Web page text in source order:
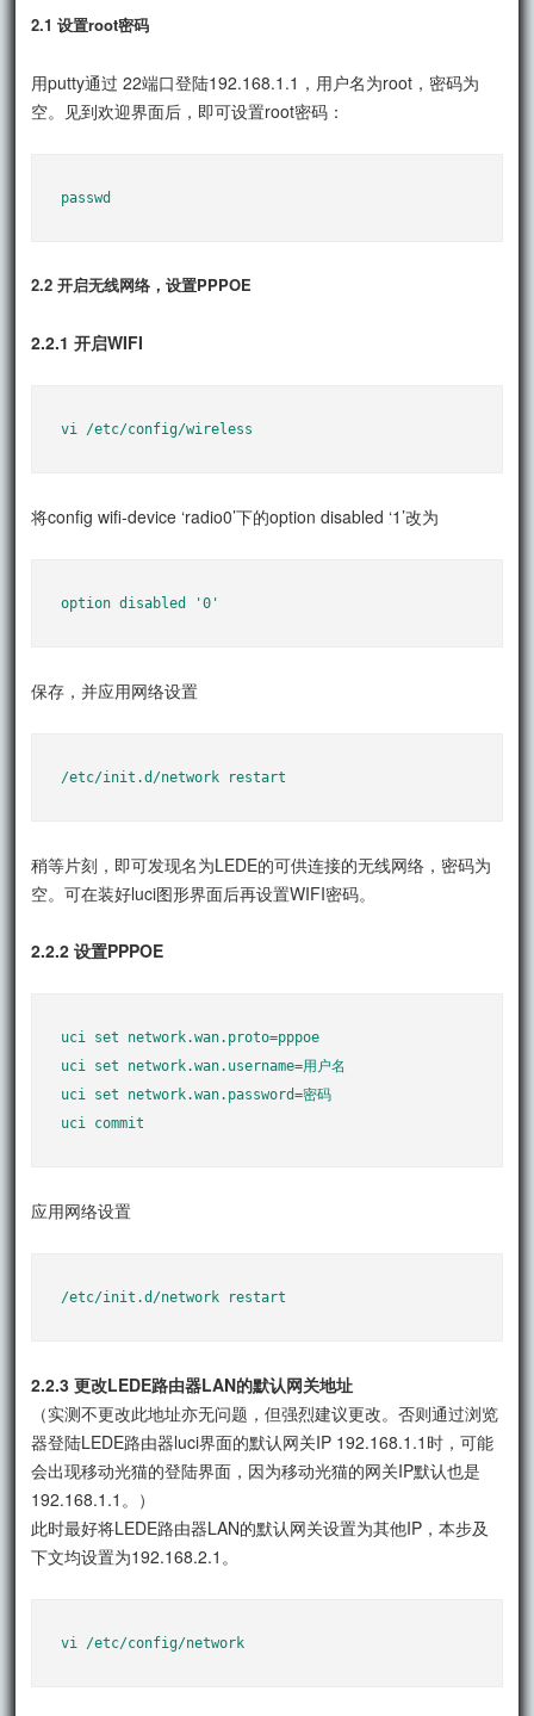
2.1 设置root密码
用putty通过 22端口登陆192.168.1.1，用户名为root，密码为
空。见到欢迎界面后，即可设置root密码：
passwd
2.2 开启无线网络，设置PPPOE
2.2.1 开启WIFI
vi /etc/config/wireless
将config wifi-device ‘radio0’下的option disabled ‘1’改为
option disabled '0'
保存，并应用网络设置
/etc/init.d/network restart
稍等片刻，即可发现名为LEDE的可供连接的无线网络，密码为
空。可在装好luci图形界面后再设置WIFI密码。
2.2.2 设置PPPOE
uci set network.wan.proto=pppoe
uci set network.wan.username=用户名
uci set network.wan.password=密码
uci commit
应用网络设置
/etc/init.d/network restart
2.2.3 更改LEDE路由器LAN的默认网关地址
（实测不更改此地址亦无问题，但强烈建议更改。否则通过浏览
器登陆LEDE路由器luci界面的默认网关IP 192.168.1.1时，可能
会出现移动光猫的登陆界面，因为移动光猫的网关IP默认也是
192.168.1.1。）
此时最好将LEDE路由器LAN的默认网关设置为其他IP，本步及
下文均设置为192.168.2.1。
vi /etc/config/network